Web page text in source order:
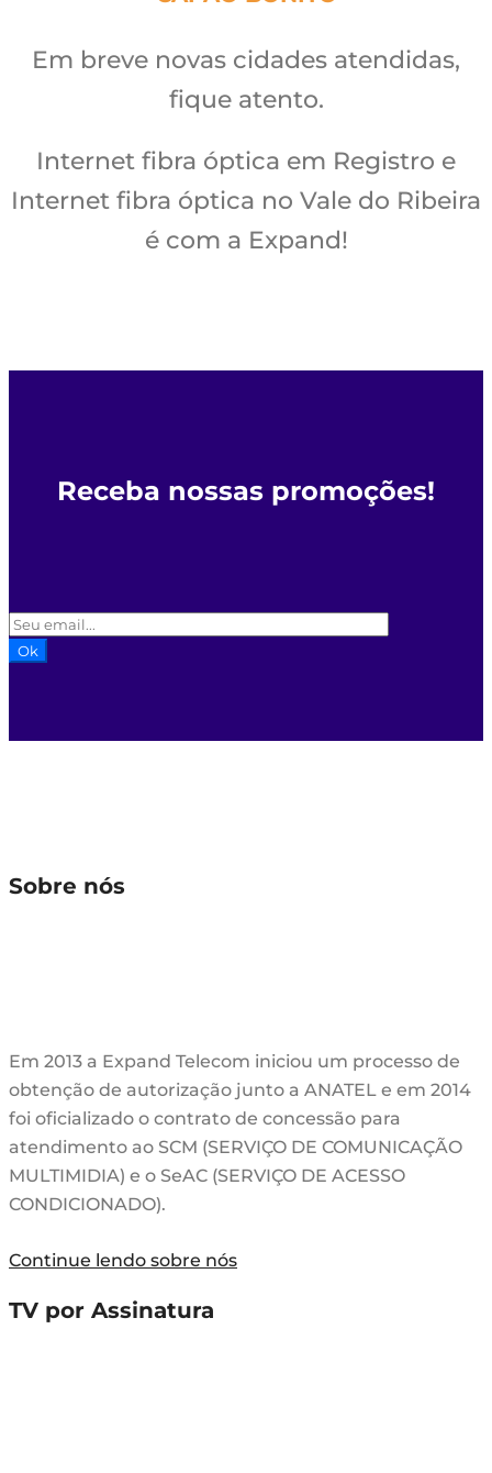
Em breve novas cidades atendidas,
fique atento.
Internet fibra óptica em Registro e
Internet fibra óptica no Vale do Ribeira
é com a Expand!
Receba nossas promoções!
Ok
Sobre nós
Em 2013 a Expand Telecom iniciou um processo de
obtenção de autorização junto a ANATEL e em 2014
foi oficializado o contrato de concessão para
atendimento ao SCM (SERVIÇO DE COMUNICAÇÃO
MULTIMIDIA) e o SeAC (SERVIÇO DE ACESSO
CONDICIONADO).
Continue lendo sobre nós
TV por Assinatura